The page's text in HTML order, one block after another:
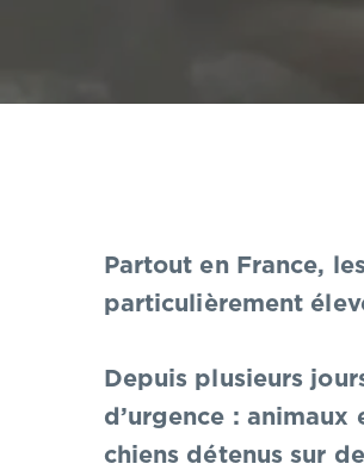
Partout en France,
particulièrement
Depuis plusieurs
d’urgence :
chiens détenus sur